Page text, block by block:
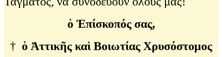
ὁ Ἐπίσκοπός σας,
† ὁ Ἀττικῆς καὶ Βοιωτίας Χρυσόστομος